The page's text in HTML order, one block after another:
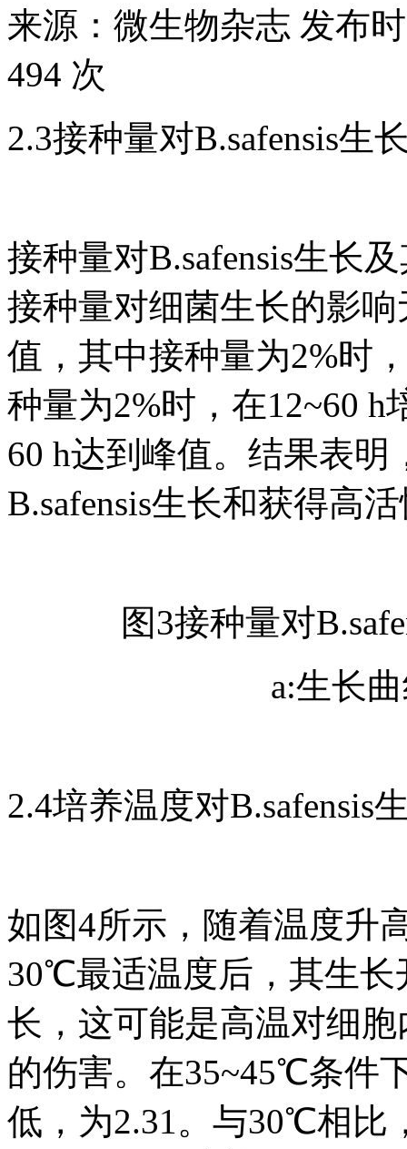
来源： 微生物杂志 发布
494 次
2.3接种量对B.safensis生
接种量对B.safensis生长
接种量对细菌生长的影
值，其中接种量为2%时
种量为2%时，在12~60
60 h达到峰值。结果表
B.safensis生长和获得高
图3接种量对
a:生长
2.4培养温度对B.safensis
如图4所示，随着温度升
30℃最适温度后，其生
长，这可能是高温对细
的伤害。在35~45℃条件
低，为2.31。与30℃相比